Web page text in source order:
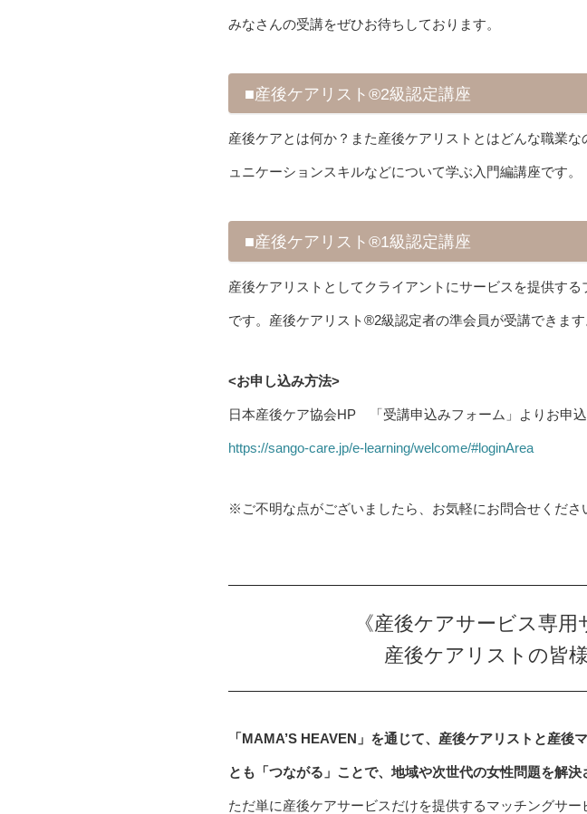
みなさんの受講をぜひお待ちしております。
■産後ケアリスト®2級認定講座
産後ケアとは何か？また産後ケアリストとはどんな職業
ュニケーションスキルなどについて学ぶ入門編講座です。
■産後ケアリスト®1級認定講座
産後ケアリストとしてクライアントにサービスを提供す
です。産後ケアリスト®2級認定者の準会員が受講できます
<お申し込み方法>
日本産後ケア協会HP 「受講申込みフォーム」よりお申
https://sango-care.jp/e-learning/welcome/#loginArea
※ご不明な点がございましたら、お気軽にお問合せくださ
《産後ケアサービス専用
産後ケアリストの皆
「MAMA’S HEAVEN」を通じて、産後ケアリストと産
とも「つながる」ことで、地域や次世代の女性問題を解
ただ単に産後ケアサービスだけを提供するマッチングサ